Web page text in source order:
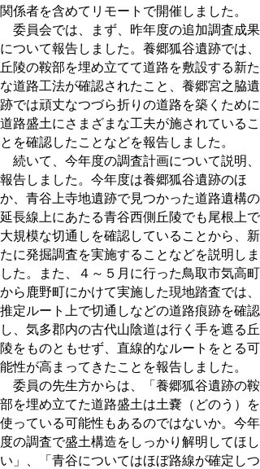
関係者を含めてリモートで開催しました。
委員会では、まず、昨年度の追加調査成果
について報告しました。養郷狐谷遺跡では、
丘陵の鞍部を埋め立てて道路を敷設する新た
な道路工法が確認されたこと、養郷宮之脇遺
跡では頑丈なつづら折りの道路を築くために
道路盛土にさまざまな工夫が施されているこ
とを確認したことなどを報告しました。
続いて、今年度の調査計画について説明、
報告しました。今年度は養郷狐谷遺跡のほ
か、青谷上寺地遺跡で見つかった道路遺構の
延長線上にあたる青谷西側丘陵でも尾根上で
大規模な切通しを確認していることから、新
たに発掘調査を実施することなどを説明しま
した。また、４～５月に行った鳥取市気高町
から鹿野町にかけて実施した現地踏査では、
推定ルート上で切通しなどの道路痕跡を確認
し、気多郡内の古代山陰道は行く手を遮る丘
陵をものともせず、直線的なルートをとる可
能性が高まってきたことを報告しました。
委員の先生方からは、「養郷狐谷遺跡の鞍
部を埋め立てた道路盛土は土嚢（どのう）を
使っている可能性もあるのではないか。今年
度の調査で盛土構造をしっかり解明してほし
い」、「青谷についてはほぼ路線が確定しつ